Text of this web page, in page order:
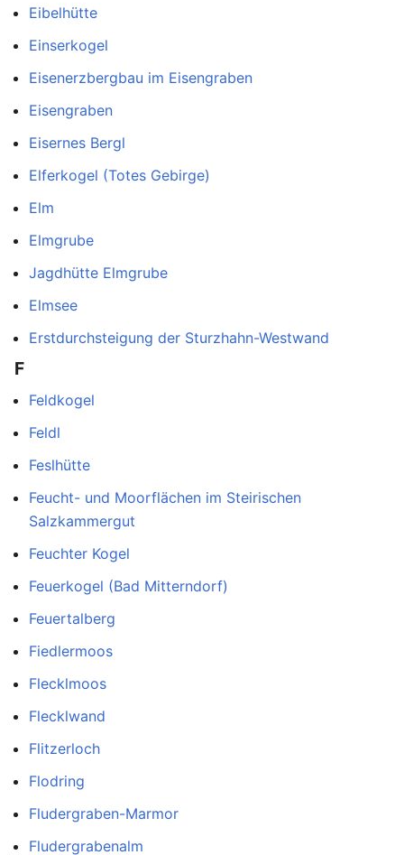
Eibelhütte
Einserkogel
Eisenerzbergbau im Eisengraben
Eisengraben
Eisernes Bergl
Elferkogel (Totes Gebirge)
Elm
Elmgrube
Jagdhütte Elmgrube
Elmsee
Erstdurchsteigung der Sturzhahn-Westwand
F
Feldkogel
Feldl
Feslhütte
Feucht- und Moorflächen im Steirischen
Salzkammergut
Feuchter Kogel
Feuerkogel (Bad Mitterndorf)
Feuertalberg
Fiedlermoos
Flecklmoos
Flecklwand
Flitzerloch
Flodring
Fludergraben-Marmor
Fludergrabenalm